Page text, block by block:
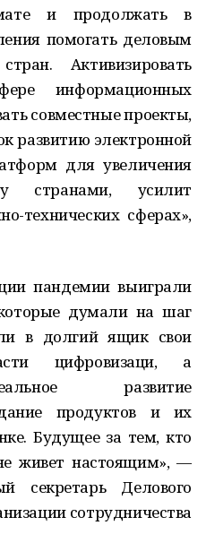
и продолжать в
помогать деловым
Активизировать
информационных
совместные проекты,
развитию электронной
для увеличения
странами, усилит
технических сферах»,
пандемии выиграли
думали на шаг
в долгий ящик свои
цифровизаци, а
развитие
продуктов и их
Будущее за тем, кто
живет настоящим», —
секретарь Делового
сотрудничества